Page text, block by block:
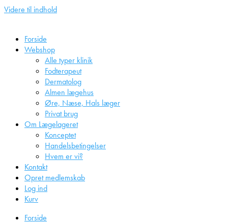
Videre til indhold
Forside
Webshop
Alle typer klinik
Fodterapeut
Dermatolog
Almen lægehus
Øre, Næse, Hals læger
Privat brug
Om Lægelageret
Konceptet
Handelsbetingelser
Hvem er vi?
Kontakt
Opret medlemskab
Log ind
Kurv
Forside